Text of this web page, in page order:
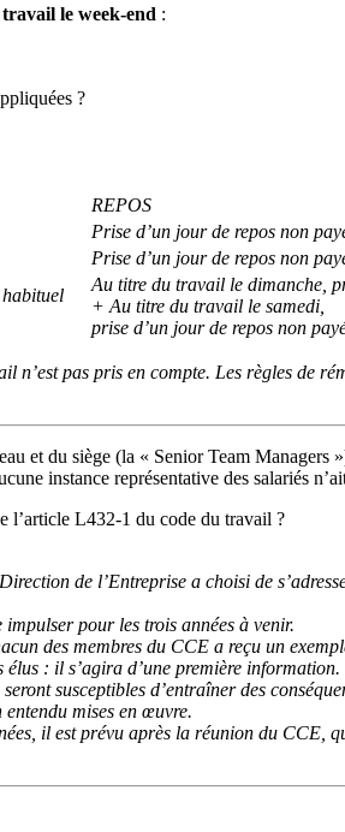
le week-end :
?
REPOS
Prise d’un jour de repos non
Prise d’un jour de repos non
Au titre du travail le dimanche,
+ Au titre du travail le samedi,
prise d’un jour de repos non
pas pris en compte. Les règles de
et du siège (la « Senior Team
instance représentative des salariés
l’article L432-1 du code du travail ?
de l’Entreprise a choisi de
pour les trois années à venir.
des membres du CCE a reçu un
: il s’agira d’une première information.
susceptibles d’entraîner des
mises en œuvre.
il est prévu après la réunion du CCE,